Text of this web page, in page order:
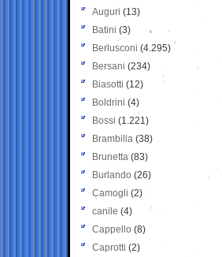
Auguri (13)
Batini (3)
Berlusconi (4.295)
Bersani (234)
Biasotti (12)
Boldrini (4)
Bossi (1.221)
Brambilla (38)
Brunetta (83)
Burlando (26)
Camogli (2)
canile (4)
Cappello (8)
Caprotti (2)